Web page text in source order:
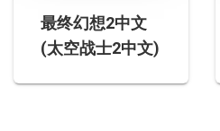
最终幻想2中文
(太空战士2中文)